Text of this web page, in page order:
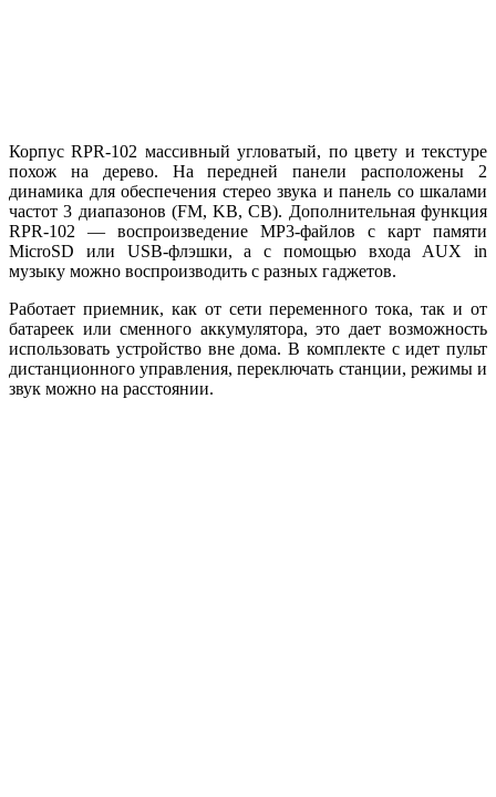
Корпус RPR-102 массивный угловатый, по цвету и текстуре
похож на дерево. На передней панели расположены 2
динамика для обеспечения стерео звука и панель со шкалами
частот 3 диапазонов (FM, KB, CB). Дополнительная функция
RPR-102 — воспроизведение MP3-файлов с карт памяти
MicroSD или USB-флэшки, а с помощью входа AUX in
музыку можно воспроизводить с разных гаджетов.
Работает приемник, как от сети переменного тока, так и от
батареек или сменного аккумулятора, это дает возможность
использовать устройство вне дома. В комплекте с идет пульт
дистанционного управления, переключать станции, режимы и
звук можно на расстоянии.